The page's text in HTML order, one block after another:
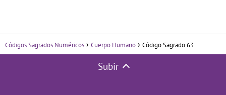
Códigos Sagrados Numéricos Cuerpo Humano Código Sagrado 63
Subir